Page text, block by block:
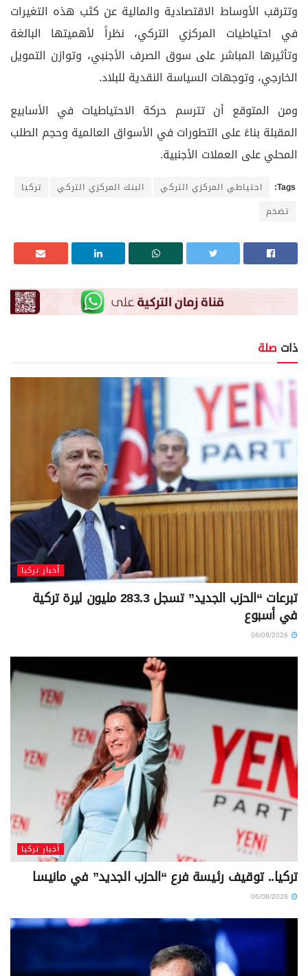
وتترقب الأوساط الاقتصادية والمالية عن كثب هذه التغيرات
في احتياطيات المركزي التركي، نظراً لأهميتها البالغة
وتأثيرها المباشر على سوق الصرف الأجنبي، وتوازن التمويل
الخارجي، وتوجهات السياسة النقدية للبلاد.
ومن المتوقع أن تترسم حركة الاحتياطيات في الأسابيع
المقبلة بناءً على التطورات في الأسواق العالمية وحجم الطلب
المحلي على العملات الأجنبية.
Tags: احتياطي المركزي التركي البنك المركزي التركي
تركيا
تضخم
ذات صلة
أخبار تركيا
تبرعات “الحزب الجديد” تسجل 283.3 مليون ليرة تركية
في أسبوع
أخبار تركيا
تركيا.. توقيف رئيسة فرع “الحزب الجديد” في مانيسا